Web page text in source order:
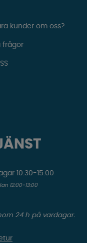
kunder om oss?
frågor
10:30-15:00
12:00-13:00
24 h på vardagar.